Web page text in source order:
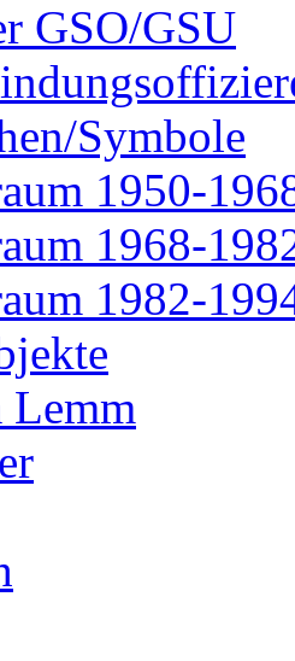
GSO/GSU
Symbole
1950-
1968-
1982-